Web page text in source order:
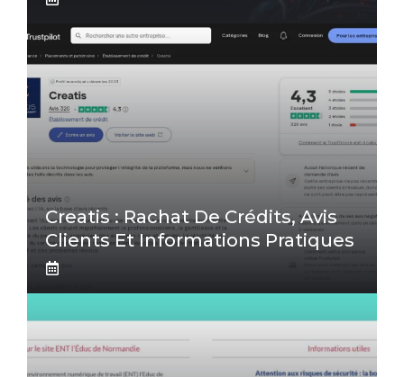
Creatis : Rachat De Crédits, Avis
Clients Et Informations Pratiques